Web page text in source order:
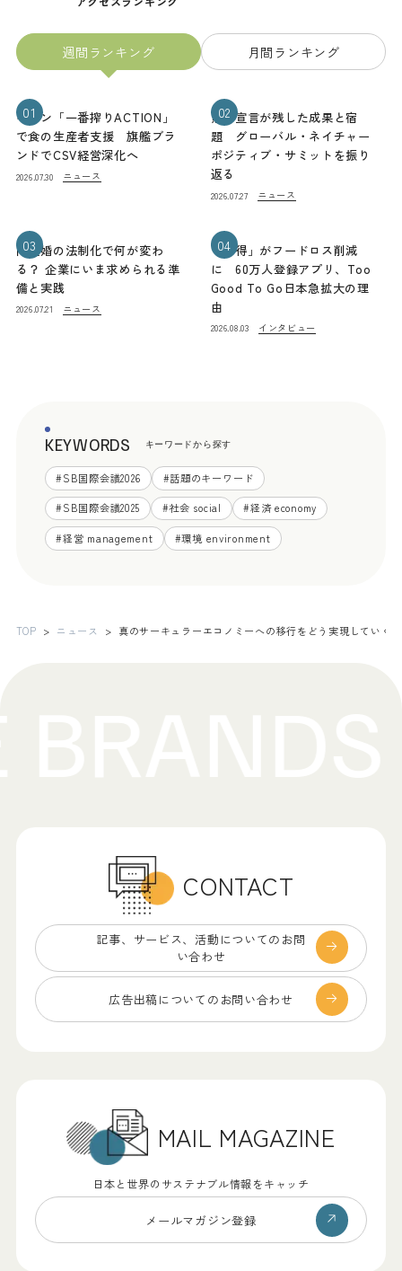
週間ランキング 月間ランキング
01
キリン「一番搾りACTION」
で食の生産者支援 旗艦ブラ
ンドでCSV経営深化へ
2026.07.30 ニュース
02
熊本宣言が残した成果と宿
題 グローバル・ネイチャー
ポジティブ・サミットを振り
返る
2026.07.27 ニュース
03
同性婚の法制化で何が変わ
る？ 企業にいま求められる準
備と実践
2026.07.21 ニュース
04
「お得」がフードロス削減
に 60万人登録アプリ、Too
Good To Go日本急拡大の理
由
2026.08.03 インタビュー
KEYWORDS キーワードから探す
#SB国際会議2026 #話題のキーワード
#SB国際会議2025 #社会 social #経済 economy
#経営 management #環境 environment
TOP ニュース 真のサーキュラーエコノミーへの移行をどう実現していくか
CONTACT
記事、サービス、 活動についてのお問
い合わせ
広告出稿についての お問い合わせ
MAIL MAGAZINE
日本と世界のサステナブル情報をキャッチ
メールマガジン登録